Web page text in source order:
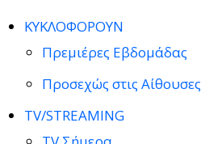
ΚΥΚΛΟΦΟΡΟΥΝ
Πρεμιέρες Εβδομάδας
Προσεχώς στις Αίθουσες
TV/STREAMING